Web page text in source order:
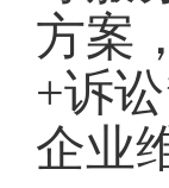
方案
+诉
企业